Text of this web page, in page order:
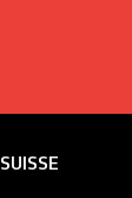
SUISSE